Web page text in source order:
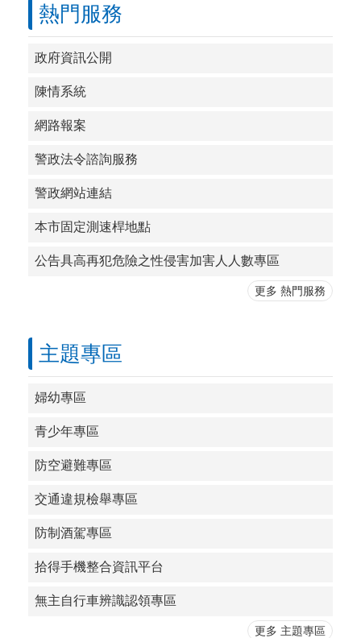
熱門服務
政府資訊公開
陳情系統
網路報案
警政法令諮詢服務
警政網站連結
本市固定測速桿地點
公告具高再犯危險之性侵害加害人人數專區
更多 熱門服務
主題專區
婦幼專區
青少年專區
防空避難專區
交通違規檢舉專區
防制酒駕專區
拾得手機整合資訊平台
無主自行車辨識認領專區
更多 主題專區